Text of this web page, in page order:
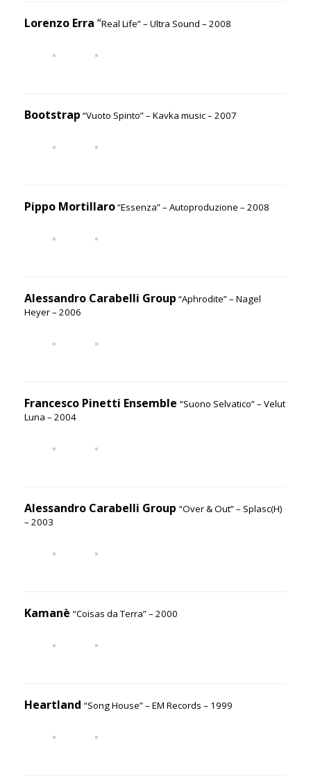
Lorenzo Erra “Real Life” – Ultra Sound – 2008
Bootstrap “Vuoto Spinto” – Kavka music – 2007
Pippo Mortillaro“Essenza” – Autoproduzione – 2008
Alessandro Carabelli Group “Aphrodite” – Nagel
Heyer – 2006
Francesco Pinetti Ensemble “Suono Selvatico” – Velut
Luna – 2004
Alessandro Carabelli Group “Over & Out” – Splasc(H)
– 2003
Kamanè “Coisas da Terra” – 2000
Heartland “Song House” – EM Records – 1999